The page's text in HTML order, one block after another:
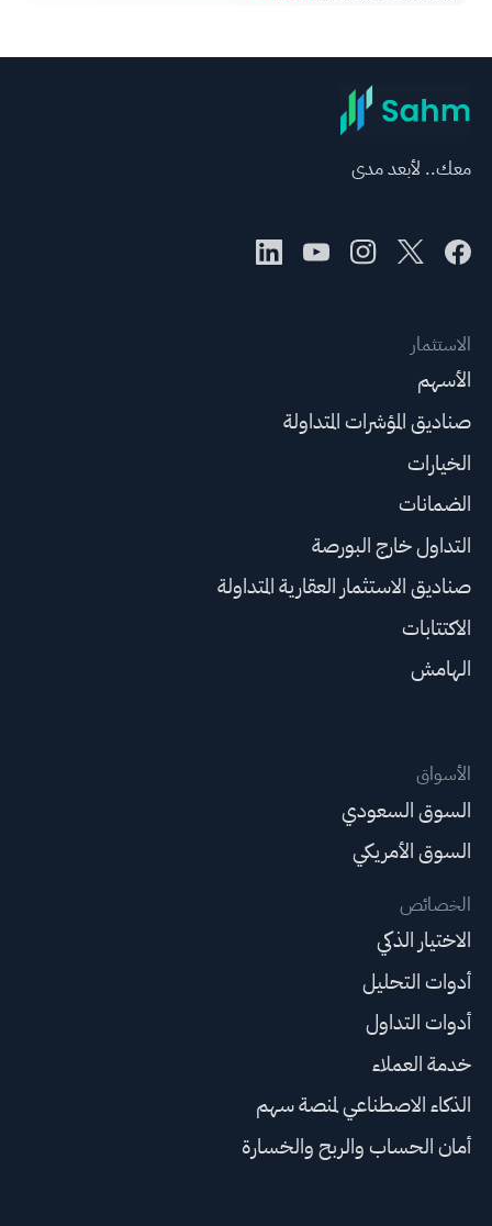
معك.. لأبعد مدى
الاستثمار
الأسهم
صناديق المؤشرات المتداولة
الخيارات
الضمانات
التداول خارج البورصة
صناديق الاستثمار العقارية المتداولة
الاكتتابات
الهامش
الأسواق
السوق السعودي
السوق الأمريكي
الخصائص
الاختيار الذكي
أدوات التحليل
أدوات التداول
خدمة العملاء
الذكاء الاصطناعي لمنصة سهم
أمان الحساب والربح والخسارة